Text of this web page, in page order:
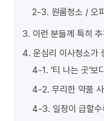
2-3. 원룸청소 / 오
3. 이런 분들께 특히
4. 운심리 이사청소가
4-1. ‘티 나는 곳’보
4-2. 무리한 약품
4-3. 일정이 급할